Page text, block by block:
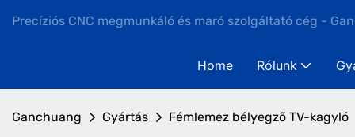
Precíziós CNC megmunkáló és maró szolgáltató cég -
Home Rólunk
Ganchuang Gyártás Fémlemez bélyegző TV-kagyló